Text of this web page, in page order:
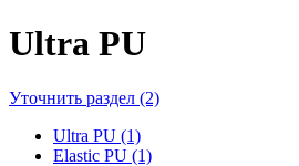
Ultra PU
Уточнить раздел (2)
Ultra PU (1)
Elastic PU (1)